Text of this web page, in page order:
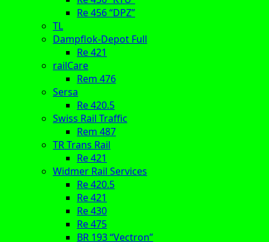
Re 456 “DPZ”
TL
Dampflok-Depot Full
Re 421
railCare
Rem 476
Sersa
Re 420.5
Swiss Rail Traffic
Rem 487
TR Trans Rail
Re 421
Widmer Rail Services
Re 420.5
Re 421
Re 430
Re 475
BR 193 “Vectron”